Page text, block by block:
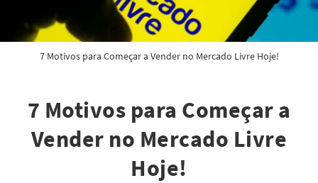
7 Motivos para Começar a Vender no Mercado Livre Hoje!
7 Motivos para Começar a
Vender no Mercado Livre
Hoje!